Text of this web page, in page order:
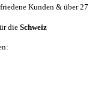
Kunden & über 27
die Schweiz